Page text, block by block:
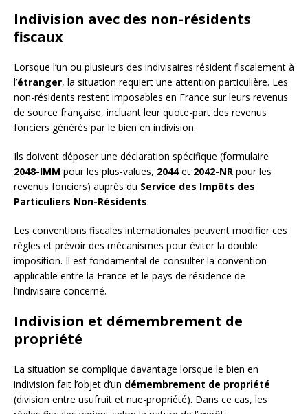
Indivision avec des non-résidents
fiscaux
Lorsque l’un ou plusieurs des indivisaires résident fiscalement à
l’étranger, la situation requiert une attention particulière. Les
non-résidents restent imposables en France sur leurs revenus
de source française, incluant leur quote-part des revenus
fonciers générés par le bien en indivision.
Ils doivent déposer une déclaration spécifique (formulaire
2048-IMM pour les plus-values, 2044et 2042-NR pour les
revenus fonciers) auprès du Service des Impôts des
Particuliers Non-Résidents.
Les conventions fiscales internationales peuvent modifier ces
règles et prévoir des mécanismes pour éviter la double
imposition. Il est fondamental de consulter la convention
applicable entre la France et le pays de résidence de
l’indivisaire concerné.
Indivision et démembrement de
propriété
La situation se complique davantage lorsque le bien en
indivision fait l’objet d’un démembrement de propriété
(division entre usufruit et nue-propriété). Dans ce cas, les